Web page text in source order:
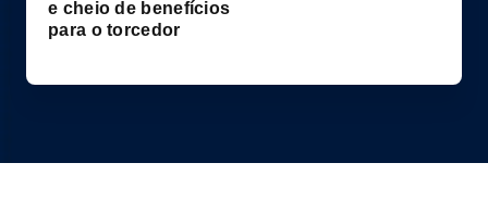
e cheio de benefícios
para o torcedor